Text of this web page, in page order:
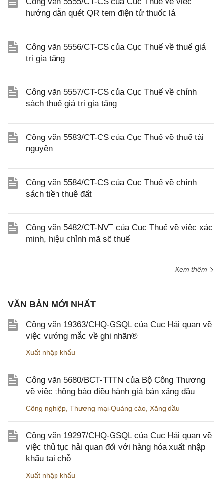
hướng dẫn quét QR tem điện tử thuốc lá
Công văn 5556/CT-CS của Cục Thuế về thuế giá
trị gia tăng
Công văn 5557/CT-CS của Cục Thuế về chính
sách thuế giá trị gia tăng
Công văn 5583/CT-CS của Cục Thuế về thuế tài
nguyên
Công văn 5584/CT-CS của Cục Thuế về chính
sách tiền thuê đất
Công văn 5482/CT-NVT của Cục Thuế về việc xác
minh, hiệu chỉnh mã số thuế
Xem thêm
VĂN BẢN MỚI NHẤT
Công văn 19363/CHQ-GSQL của Cục Hải quan về
việc vướng mắc về ghi nhãn®
Xuất nhập khẩu
Công văn 5680/BCT-TTTN của Bộ Công Thương
về việc thông báo điều hành giá bán xăng dầu
Công nghiệp Thương mại-Quảng cáo Xăng dầu
Công văn 19297/CHQ-GSQL của Cục Hải quan về
việc thủ tục hải quan đối với hàng hóa xuất nhập
khẩu tại chỗ
Xuất nhập khẩu